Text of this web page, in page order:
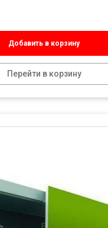
Добавить в корзину
Перейти в корзину